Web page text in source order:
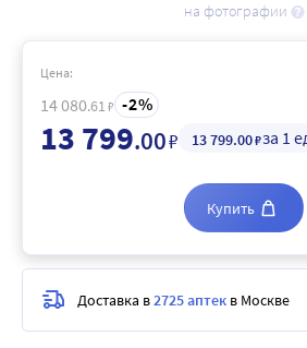
на фотографии
Цена:
14 080.61 ₽ 2
13 799.00₽ 13 799.00₽за 1
Купить
Доставка в2725 аптек в Москве